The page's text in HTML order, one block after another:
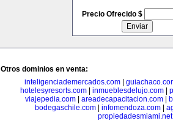
Precio Ofrecido $
Otros dominios en venta:
inteligenciademercados.com
hotelesyresorts.com
inmueblesdelujo.com
viajepedia.com| areadecapacitacion.com|
bodegaschile.com| infomendoza.com|
propiedadesmiami.net